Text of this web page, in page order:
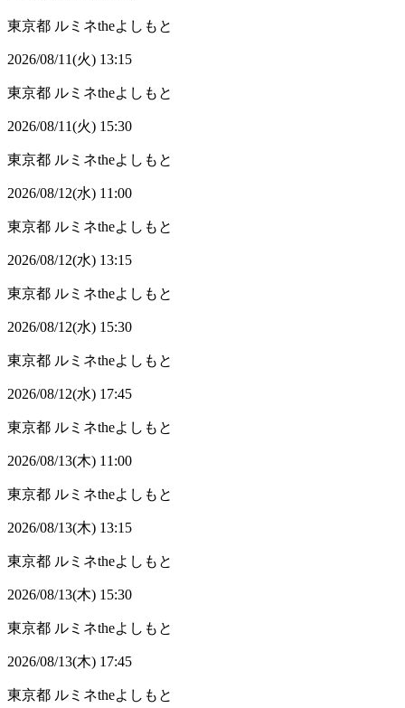
東京都 ルミネtheよしもと
2026/08/11(火) 13:15
東京都 ルミネtheよしもと
2026/08/11(火) 15:30
東京都 ルミネtheよしもと
2026/08/12(水) 11:00
東京都 ルミネtheよしもと
2026/08/12(水) 13:15
東京都 ルミネtheよしもと
2026/08/12(水) 15:30
東京都 ルミネtheよしもと
2026/08/12(水) 17:45
東京都 ルミネtheよしもと
2026/08/13(木) 11:00
東京都 ルミネtheよしもと
2026/08/13(木) 13:15
東京都 ルミネtheよしもと
2026/08/13(木) 15:30
東京都 ルミネtheよしもと
2026/08/13(木) 17:45
東京都 ルミネtheよしもと